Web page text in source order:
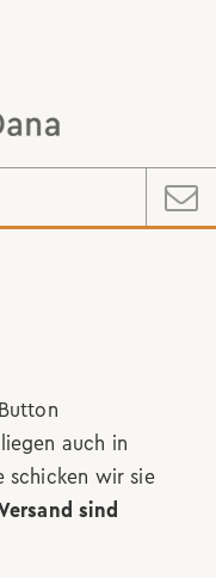
auch in
schicken wir sie
sind